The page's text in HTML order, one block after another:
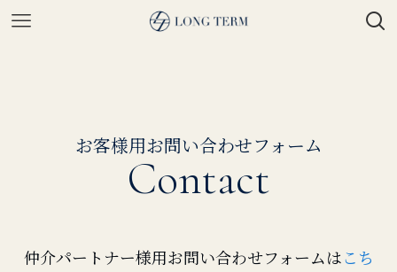
お客様用お問い合わせフォーム
Contact
仲介パートナー様用お問い合わせフォームはこち